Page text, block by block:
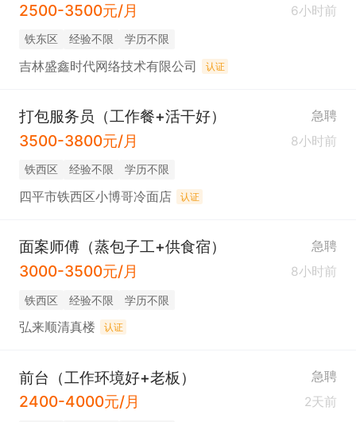
2500-3500元/月 6小时前
铁东区 经验不限 学历不限
吉林盛鑫时代网络技术有限公司 认证
打包服务员（工作餐+活干好） 急聘
3500-3800元/月 8小时前
铁西区 经验不限 学历不限
四平市铁西区小博哥冷面店 认证
面案师傅（蒸包子工+供食宿） 急聘
3000-3500元/月 8小时前
铁西区 经验不限 学历不限
弘来顺清真楼 认证
前台（工作环境好+老板） 急聘
2400-4000元/月 2天前